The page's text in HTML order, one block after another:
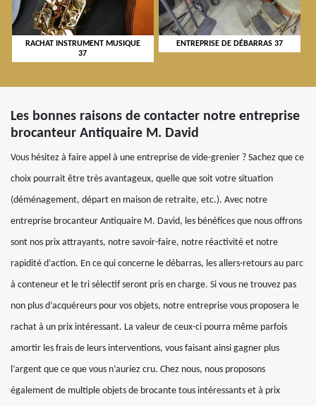
RACHAT INSTRUMENT MUSIQUE
37
ENTREPRISE DE DÉBARRAS 37
Les bonnes raisons de contacter notre entreprise
brocanteur Antiquaire M. David
Vous hésitez à faire appel à une entreprise de vide-grenier ? Sachez que ce
choix pourrait être très avantageux, quelle que soit votre situation
(déménagement, départ en maison de retraite, etc.). Avec notre
entreprise brocanteur Antiquaire M. David, les bénéfices que nous offrons
sont nos prix attrayants, notre savoir-faire, notre réactivité et notre
rapidité d’action. En ce qui concerne le débarras, les allers-retours au parc
à conteneur et le tri sélectif seront pris en charge. Si vous ne trouvez pas
non plus d’acquéreurs pour vos objets, notre entreprise vous proposera le
rachat à un prix intéressant. La valeur de ceux-ci pourra même parfois
amortir les frais de leurs interventions, vous faisant ainsi gagner plus
l’argent que ce que vous n’auriez cru. Chez nous, nous proposons
également de multiple objets de brocante tous intéressants et à prix